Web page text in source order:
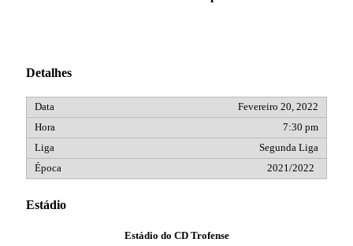
Detalhes
Fevereiro 20, 2022
7:30 pm
Segunda Liga
2021/2022
Estádio
Estádio do CD Trofense